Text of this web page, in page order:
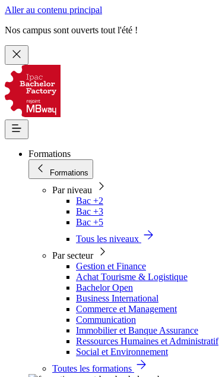
Aller au contenu principal
Nos campus sont ouverts tout l'été !
Formations
Formations
Par niveau
Bac +2
Bac +3
Bac +5
Tous les niveaux
Par secteur
Gestion et Finance
Achat Tourisme & Logistique
Bachelor Open
Business International
Commerce et Management
Communication
Immobilier et Banque Assurance
Ressources Humaines et Administratif
Social et Environnement
Toutes les formations